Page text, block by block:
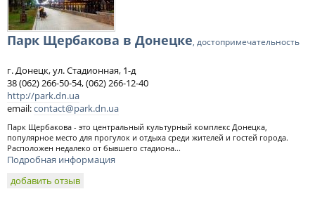
Парк Щербакова в Донецке, достопримечательность
г. Донецк, ул. Стадионная, 1-д
38 (062) 266-50-54, (062) 266-12-40
http://park.dn.ua
email:contact@park.dn.ua
Парк Щербакова - это центральный культурный комплекс Донецка,
популярное место для прогулок и отдыха среди жителей и гостей города.
Расположен недалеко от бывшего стадиона...
Подробная информация
добавить отзыв